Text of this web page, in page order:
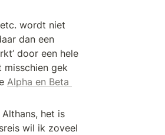
wordt niet
dan een
door een hele
misschien gek
Alpha en Beta
het is
wil ik zoveel